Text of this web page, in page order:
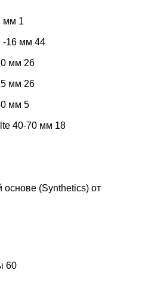
мм 1
-16 мм 44
мм 26
мм 26
мм 5
40-70 мм 18
(Synthetics) от
60